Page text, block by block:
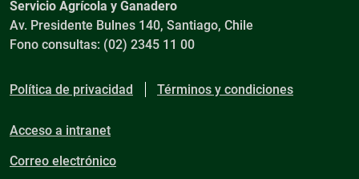
Servicio Agrícola y Ganadero
Av. Presidente Bulnes 140, Santiago, Chile
Fono consultas: (02) 2345 11 00
Política de privacidad Términos y condiciones
Acceso a intranet
Correo electrónico